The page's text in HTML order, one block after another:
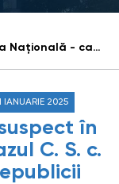
Raport special: Deces suspect în Armata Națională - cazul C. S. c. Ministerul Apărării al Republicii Moldova (remis autorităților vizate la data de 17 ianuarie 2025)
IANUARIE 2025
în
C. S. c.